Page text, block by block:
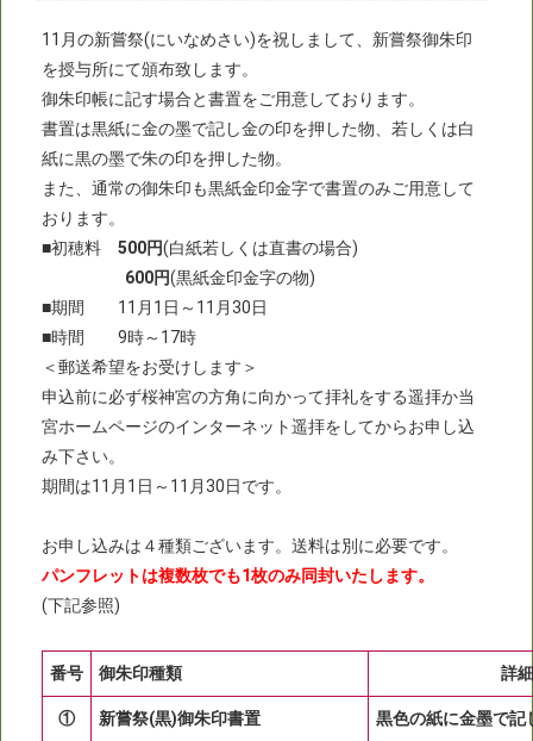
11月の新嘗祭(にいなめさい)を祝しまして、新嘗祭御朱印
を授与所にて頒布致します。
御朱印帳に記す場合と書置をご用意しております。
書置は黒紙に金の墨で記し金の印を押した物、若しくは白
紙に黒の墨で朱の印を押した物。
また、通常の御朱印も黒紙金印金字で書置のみご用意して
おります。
■初穂料500円(白紙若しくは直書の場合)
600円(黒紙金印金字の物)
■期間 11月1日～11月30日
■時間 9時～17時
＜郵送希望をお受けします＞
申込前に必ず桜神宮の方角に向かって拝礼をする遥拝か当
宮ホームページのインターネット遥拝をしてからお申し込
み下さい。
期間は11月1日～11月30日です。
お申し込みは４種類ございます。送料は別に必要です。
パンフレットは複数枚でも1枚のみ同封いたします。
(下記参照)
番号 御朱印種類 詳
① 新嘗祭(黒)御朱印書置 黒色の紙に金墨で記